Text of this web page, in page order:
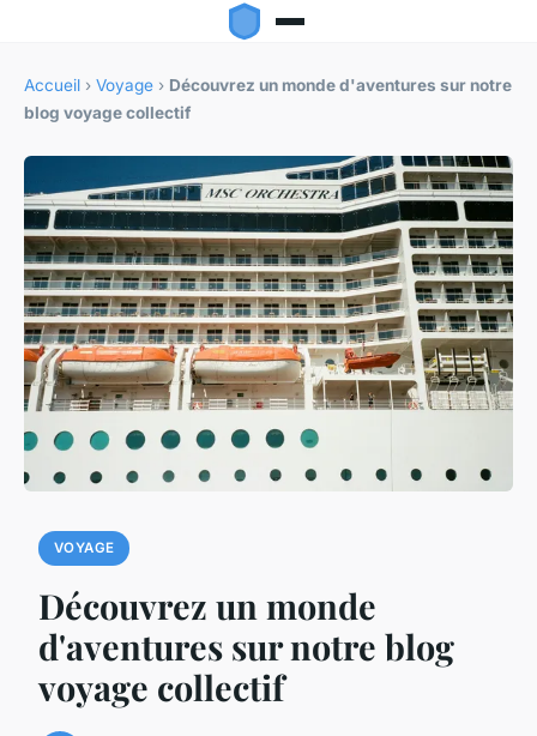
Accueil › Voyage › Découvrez un monde d'aventures sur notre
blog voyage collectif
VOYAGE
Découvrez un monde
d'aventures sur notre blog
voyage collectif